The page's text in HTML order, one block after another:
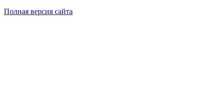
Полная версия сайта